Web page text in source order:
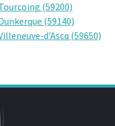
(59200)
(59140)
d’Ascq (59650)